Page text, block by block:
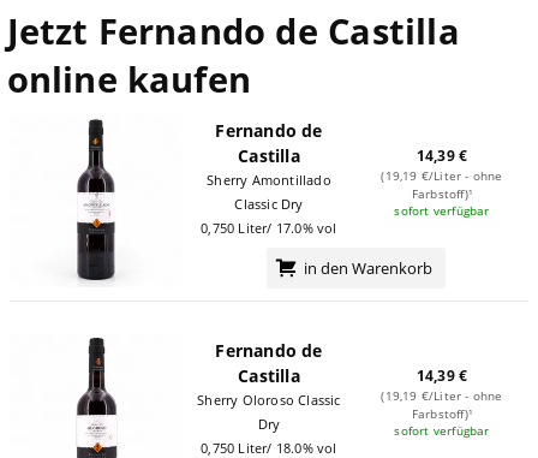
Jetzt Fernando de Castilla
online kaufen
Fernando de
Castilla
Sherry Amontillado
Classic Dry
0,750 Liter/ 17.0% vol
14,39 €
(19,19 €/Liter - ohne
Farbstoff)¹
sofort verfügbar
in den Warenkorb
Fernando de
Castilla
Sherry Oloroso Classic
Dry
0,750 Liter/ 18.0% vol
14,39 €
(19,19 €/Liter - ohne
Farbstoff)¹
sofort verfügbar